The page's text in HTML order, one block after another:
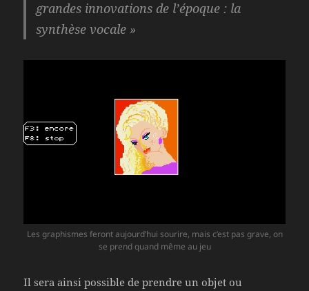
grandes innovations de l’époque : la
synthèse vocale »
Les graphismes feront aujourd’hui sourire, mais c’est pas grave, on
se prend quand même au jeu
Il sera ainsi possible de prendre un objet ou